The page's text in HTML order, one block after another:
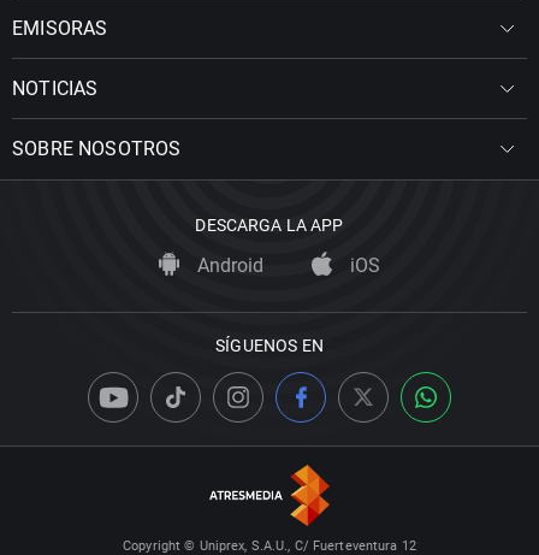
EMISORAS
NOTICIAS
SOBRE NOSOTROS
DESCARGA LA APP
Android iOS
SÍGUENOS EN
Copyright © Uniprex, S.A.U., C/ Fuerteventura 12